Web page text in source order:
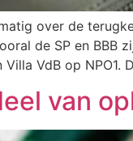
over de
de SP en
VdB op NPO1.
van